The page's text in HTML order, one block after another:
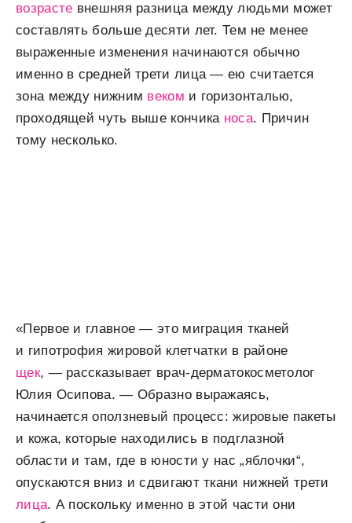
возрасте внешняя разница между людьми может
составлять больше десяти лет. Тем не менее
выраженные изменения начинаются обычно
именно в средней трети лица — ею считается
зона между нижним веком и горизонталью,
проходящей чуть выше кончика носа. Причин
тому несколько.
«Первое и главное — это миграция тканей
и гипотрофия жировой клетчатки в районе
щек, — рассказывает врач-дерматокосметолог
Юлия Осипова. — Образно выражаясь,
начинается оползневый процесс: жировые пакеты
и кожа, которые находились в подглазной
области и там, где в юности у нас „яблочки“,
опускаются вниз и сдвигают ткани нижней трети
лица. А поскольку именно в этой части они